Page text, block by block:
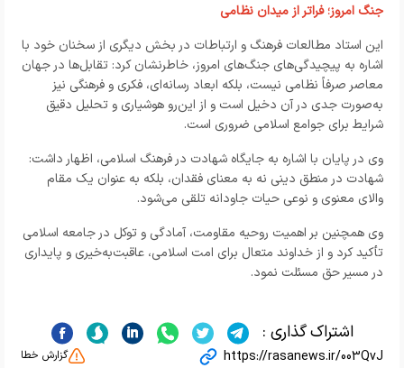
جنگ امروز؛ فراتر از میدان نظامی
این استاد مطالعات فرهنگ و ارتباطات در بخش دیگری از سخنان خود با
اشاره به پیچیدگی‌های جنگ‌های امروز، خاطرنشان کرد: تقابل‌ها در جهان
معاصر صرفاً نظامی نیست، بلکه ابعاد رسانه‌ای، فکری و فرهنگی نیز
به‌صورت جدی در آن دخیل است و از این‌رو هوشیاری و تحلیل دقیق
شرایط برای جوامع اسلامی ضروری است.
وی در پایان با اشاره به جایگاه شهادت در فرهنگ اسلامی، اظهار داشت:
شهادت در منطق دینی نه به معنای فقدان، بلکه به عنوان یک مقام
والای معنوی و نوعی حیات جاودانه تلقی می‌شود.
وی همچنین بر اهمیت روحیه مقاومت، آمادگی و توکل در جامعه اسلامی
تأکید کرد و از خداوند متعال برای امت اسلامی، عاقبت‌به‌خیری و پایداری
در مسیر حق مسئلت نمود.
اشتراک گذاری :
https://rasanews.ir/003QvJ گزارش خطا